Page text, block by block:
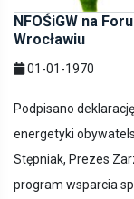
NFOŚiGW na
Wrocławiu
01-01-1970
Podpisano
energetyki
Stępniak, Prezes
program wsparcia